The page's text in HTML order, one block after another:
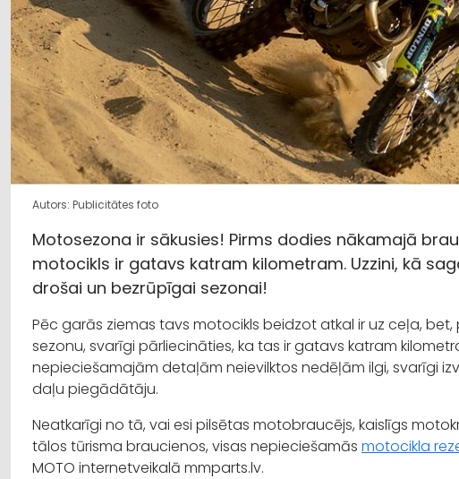
Autors: Publicitātes foto
Motosezona ir sākusies! Pirms dodies nākamajā
motocikls ir gatavs katram kilometram. Uzzini, kā
drošai un bezrūpīgai sezonai!
Pēc garās ziemas tavs motocikls beidzot atkal ir uz ceļa,
sezonu, svarīgi pārliecināties, ka tas ir gatavs katram
nepieciešamajām detaļām neievilktos nedēļām ilgi, svarīgi
daļu piegādātāju.
Neatkarīgi no tā, vai esi pilsētas motobraucējs, kaislīgs
tālos tūrisma braucienos, visas nepieciešamās motocikla
MOTO internetveikalā mmparts.lv.